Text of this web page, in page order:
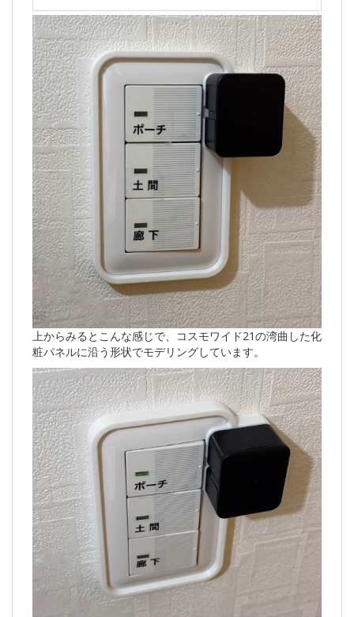
上からみるとこんな感じで、コスモワイド21の湾曲した化
粧パネルに沿う形状でモデリングしています。